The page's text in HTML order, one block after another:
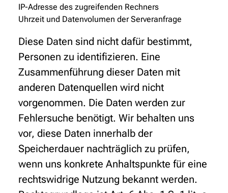
IP-Adresse des zugreifenden Rechners
Uhrzeit und Datenvolumen der Serveranfrage
Diese Daten sind nicht dafür bestimmt,
Personen zu identifizieren. Eine
Zusammenführung dieser Daten mit
anderen Datenquellen wird nicht
vorgenommen. Die Daten werden zur
Fehlersuche benötigt. Wir behalten uns
vor, diese Daten innerhalb der
Speicherdauer nachträglich zu prüfen,
wenn uns konkrete Anhaltspunkte für eine
rechtswidrige Nutzung bekannt werden.